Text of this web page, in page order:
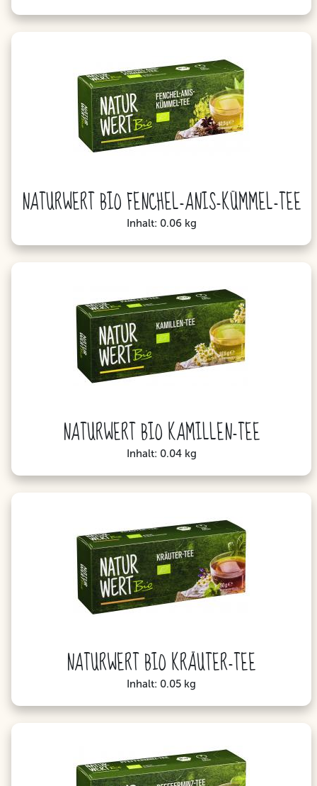
NATURWERT BIO FENCHEL-ANIS-KÜMMEL-TEE
Inhalt: 0.06 kg
NATURWERT BIO KAMILLEN-TEE
Inhalt: 0.04 kg
NATURWERT BIO KRÄUTER-TEE
Inhalt: 0.05 kg